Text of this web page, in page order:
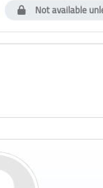
Not available
Instructor